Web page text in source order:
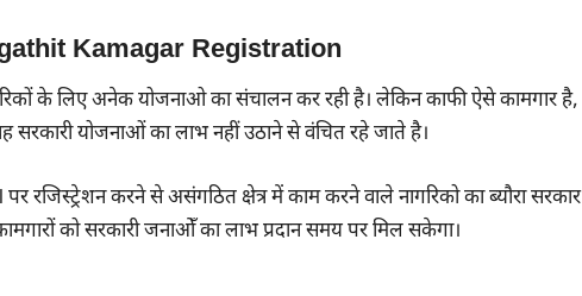
Kamagar Registration
के लिए अनेक योजनाओ का संचालन कर रही है। लेकिन काफी ऐसे कामगार है,
सरकारी योजनाओं का लाभ नहीं उठाने से वंचित रहे जाते है।
रजिस्ट्रेशन करने से असंगठित क्षेत्र में काम करने वाले नागरिको का ब्यौरा सरकार
को सरकारी जनाओँ का लाभ प्रदान समय पर मिल सकेगा।